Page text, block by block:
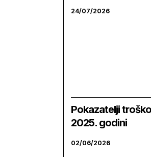
24/07/2026
Pokazatelji
2025. godini
02/06/2026